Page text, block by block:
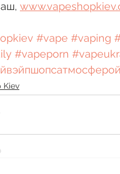
#vape #vaping
#vapeporn
Kiev